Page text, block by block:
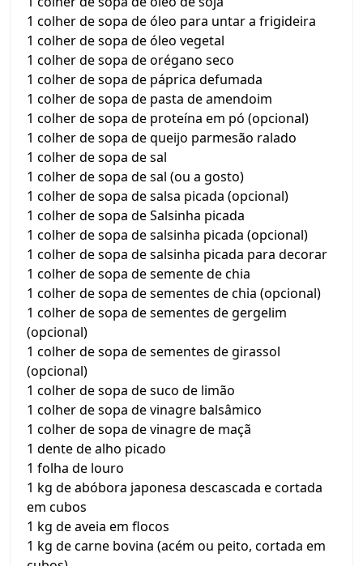
1 colher de sopa de óleo para untar a frigideira
1 colher de sopa de óleo vegetal
1 colher de sopa de orégano seco
1 colher de sopa de páprica defumada
1 colher de sopa de pasta de amendoim
1 colher de sopa de proteína em pó (opcional)
1 colher de sopa de queijo parmesão ralado
1 colher de sopa de sal
1 colher de sopa de sal (ou a gosto)
1 colher de sopa de salsa picada (opcional)
1 colher de sopa de Salsinha picada
1 colher de sopa de salsinha picada (opcional)
1 colher de sopa de salsinha picada para decorar
1 colher de sopa de semente de chia
1 colher de sopa de sementes de chia (opcional)
1 colher de sopa de sementes de gergelim
(opcional)
1 colher de sopa de sementes de girassol
(opcional)
1 colher de sopa de suco de limão
1 colher de sopa de vinagre balsâmico
1 colher de sopa de vinagre de maçã
1 dente de alho picado
1 folha de louro
1 kg de abóbora japonesa descascada e cortada
em cubos
1 kg de aveia em flocos
1 kg de carne bovina (acém ou peito, cortada em